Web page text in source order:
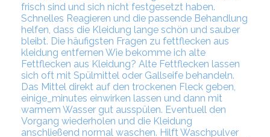
frisch sind und sich nicht festgesetzt haben.
Schnelles Reagieren und die passende Behandlung
helfen, dass die Kleidung lange schön und sauber
bleibt. Die häufigsten Fragen zu fettflecken aus
kleidung entfernen Wie bekomme ich alte
Fettflecken aus Kleidung? Alte Fettflecken lassen
sich oft mit Spülmittel oder Gallseife behandeln.
Das Mittel direkt auf den trockenen Fleck geben,
einige_minutes einwirken lassen und dann mit
warmem Wasser gut ausspülen. Eventuell den
Vorgang wiederholen und die Kleidung
anschließend normal waschen. Hilft Waschpulver